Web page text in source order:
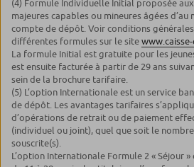
(4) Formule Individuelle Initial proposée
majeures capables ou mineures âgées d’au
compte de dépôt. Voir conditions
différentes formules sur le site
La formule Initial est gratuite pour les
est ensuite facturée à partir de 29 ans
sein de la brochure tarifaire.
(5) L’option Internationale est un service
de dépôt. Les avantages tarifaires
d’opérations de retrait ou de paiement
(individuel ou joint), quel que soit le
souscrite(s).
L’option Internationale Formule 2 « Séjour